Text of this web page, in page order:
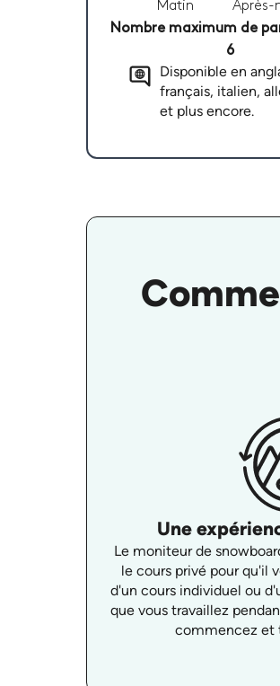
Matin
Après-
Nombre maximum de
6
Disponible en
français, italien,
et plus encore.
Une
Le moniteur de
le cours privé pour qu'il
d'un cours individuel ou
que vous travaillez
commencez et